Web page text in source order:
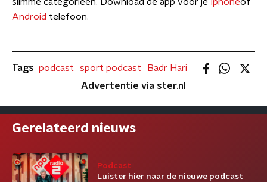
Android telefoon.
Tags podcast sport podcast
Badr Hari
Advertentie via ster.nl
Gerelateerd nieuws
Podcast
Luister hier naar de nieuwe podcast